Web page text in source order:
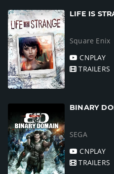
LIFE IS
Square Enix
CNPLAY
TRAILERS
BINARY
SEGA
CNPLAY
TRAILERS